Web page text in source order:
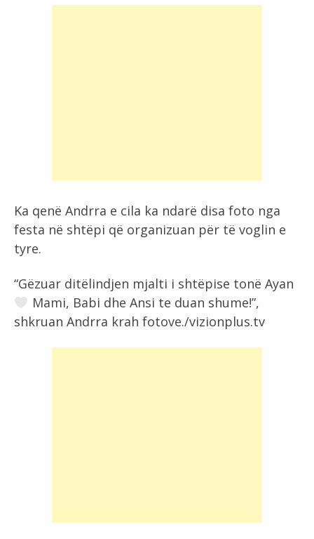
Ka qenë Andrra e cila ka ndarë disa foto nga
festa në shtëpi që organizuan për të voglin e
tyre.
“Gëzuar ditëlindjen mjalti i shtëpise tonë Ayan
Mami, Babi dhe Ansi te duan shume!”,
shkruan Andrra krah fotove./vizionplus.tv